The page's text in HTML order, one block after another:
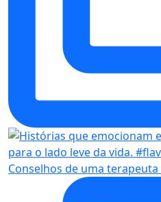
Conselhos de uma